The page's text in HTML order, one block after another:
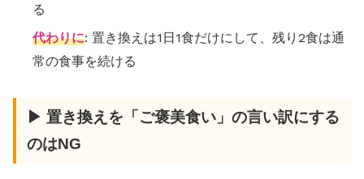
る
代わりに: 置き換えは1日1食だけにして、残り2食は通
常の食事を続ける
▶ 置き換えを「ご褒美食い」の言い訳にする
のはNG